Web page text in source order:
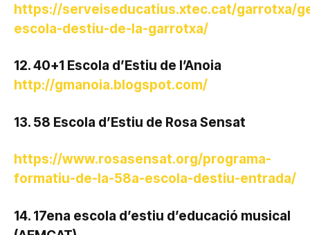
https://serveiseducatius.xtec.cat/garrotxa/
escola-destiu-de-la-garrotxa/
12. 40+1 Escola d’Estiu de l’Anoia
http://gmanoia.blogspot.com/
13. 58 Escola d’Estiu de Rosa Sensat
https://www.rosasensat.org/programa-
formatiu-de-la-58a-escola-destiu-entrada/
14. 17ena escola d’estiu d’educació musical